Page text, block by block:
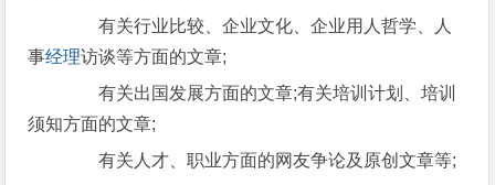
有关行业比较、企业文化、企业用人哲学、人
事经理访谈等方面的文章;
有关出国发展方面的文章;有关培训计划、培训
须知方面的文章;
有关人才、职业方面的网友争论及原创文章等;